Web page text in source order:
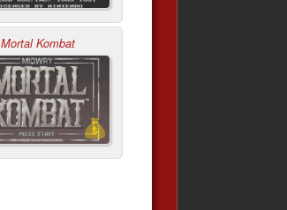
Mortal Kombat